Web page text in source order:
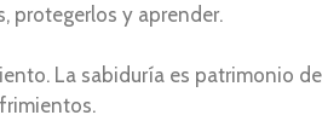
protegerlos y aprender.
La sabiduría es patrimonio